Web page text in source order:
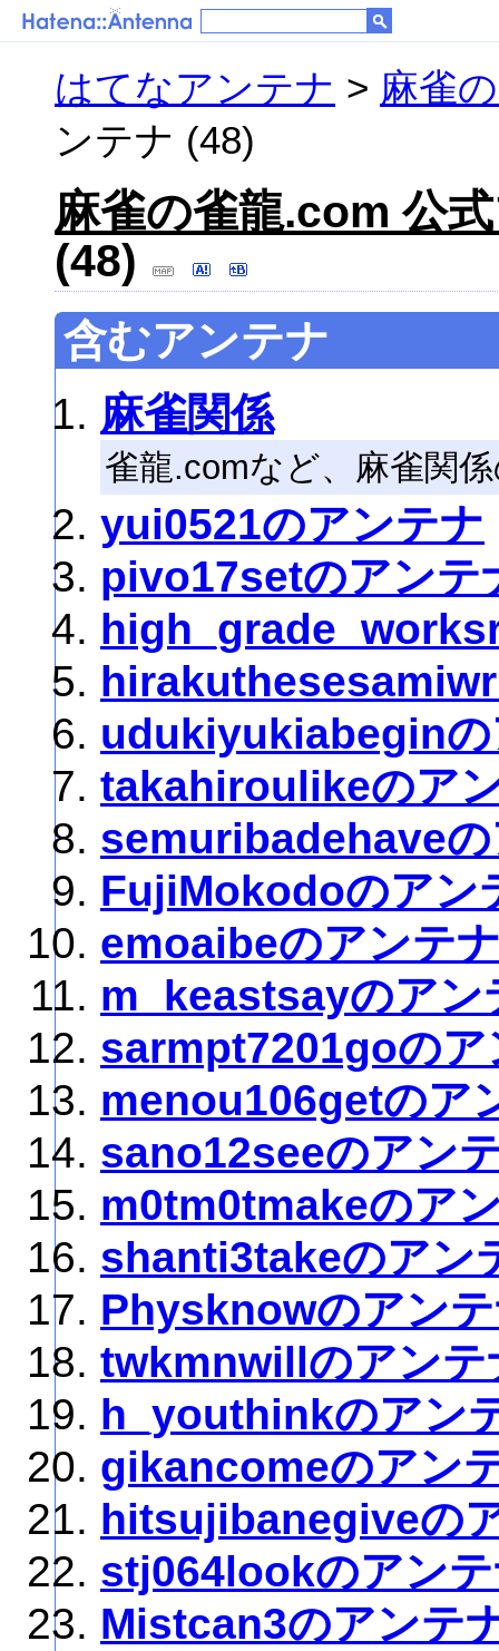
はてなアンテナ > 麻雀
ンテナ (48)
麻雀の雀龍.com 公
(48)
含むアンテナ
麻雀関係
雀龍.comなど、麻雀関
yui0521のアンテナ
pivo17setのアンテ
udukiyukiabeginの
takahiroulikeのア
semuribadehave
FujiMokodoのアン
emoaibeのアンテ
m_keastsayのアン
sarmpt7201goのア
menou106getのア
sano12seeのアン
m0tm0tmakeのア
shanti3takeのアン
Physknowのアン
twkmnwillのアンテ
h_youthinkのアン
gikancomeのアン
hitsujibanegiveの
stj064lookのアン
Mistcan3のアンテ